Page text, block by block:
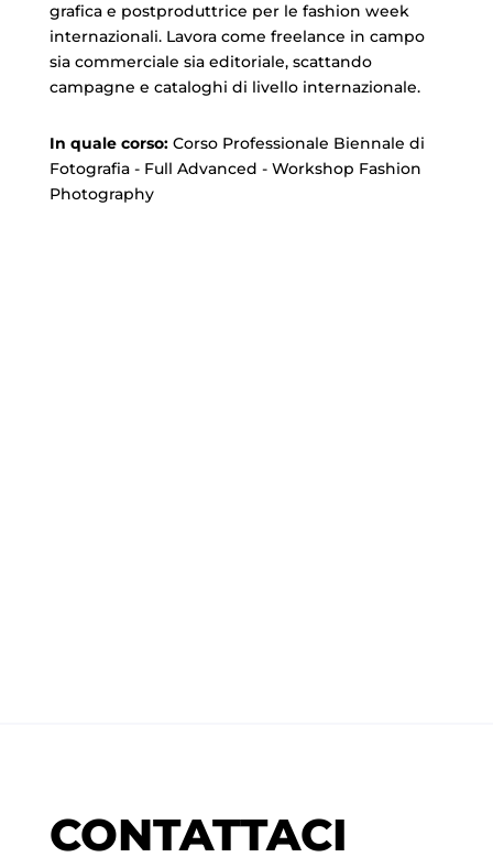
grafica e postproduttrice per le fashion week
internazionali. Lavora come freelance in campo
sia commerciale sia editoriale, scattando
campagne e cataloghi di livello internazionale.
In quale corso: Corso Professionale Biennale di
Fotografia- Full Advanced - Workshop Fashion
Photography
CONTATTACI